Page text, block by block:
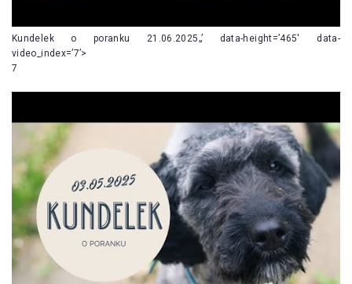
Kundelek o poranku 21.06.2025„’ data-height=’465′ data-
video_index=’7’>
7